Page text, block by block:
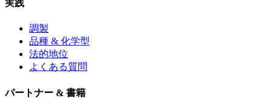
実践
調製
品種 & 化学型
法的地位
よくある質問
パートナー & 書籍